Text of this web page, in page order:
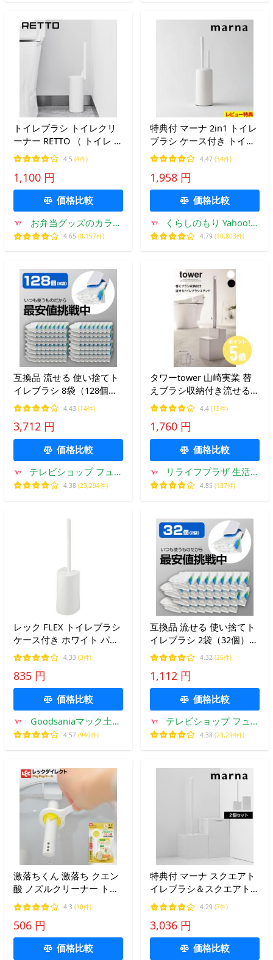
トイレブラシ トイレクリ
ーナー RETTO （ トイレ ブ
ラシ トイレ掃除 そうじ ト
イレ用ブラシ ケース付き
清掃 ブラシケース ブラシ
入れ 汚れ 柄付き ）
4.5 (4件)
1,100 円
価格比較
お弁当グッズのカラフ
ルボックス
4.65 (8,157件)
特典付 マーナ 2in1 トイレ
ブラシ ケース付き トイレ
ブラシケース ミニブラシ
セット SET ホワイト
W078W marna
4.47 (34件)
1,958 円
価格比較
くらしのもり Yahoo!シ
ョッピング店
4.79 (10,803件)
互換品 流せる 使い捨てト
イレブラシ 8袋（128個）
トイレ掃除 便器クリーナ
ー 替えブラシ 付替 トイレ
洗剤 まとめ買い セット ポ
イント消化
4.43 (14件)
3,712 円
価格比較
テレビショップ フュー
ジョン
4.38 (23,294件)
タワーtower 山崎実業 替
えブラシ収納付き流せるト
イレブラシスタンド ホワ
イト5722 ブラック5723 サ
ニタリー トイレ 掃除 収納
コンパクト
4.4 (15件)
1,760 円
価格比較
リライフプラザ 生活雑
貨館
4.85 (137件)
レック FLEX トイレブラシ
ケース付き ホワイト パナ
ソニック・アラウーノ対応
B00182
4.33 (3件)
835 円
価格比較
Goodsaniaマック土居
店
4.57 (940件)
互換品 流せる 使い捨てト
イレブラシ 2袋（32個）
トイレ掃除 便器クリーナ
ー 替えブラシ 付替 トイレ
洗剤 まとめ買い セット ポ
イント消化
4.32 (25件)
1,112 円
価格比較
テレビショップ フュー
ジョン
4.38 (23,294件)
激落ちくん 激落ち クエン
酸 ノズルクリーナー トイ
レ トイレ掃除 ウォシュレ
ット クエン酸の力
4.3 (10件)
506 円
価格比較
特典付 マーナ スクエアト
イレブラシ＆スクエアトイ
レポット セット トイレブ
ラシ ゴミ箱 ごみ箱 収納ケ
ース セット SET ホワイト
W061W W062W marna
4.29 (7件)
3,036 円
価格比較